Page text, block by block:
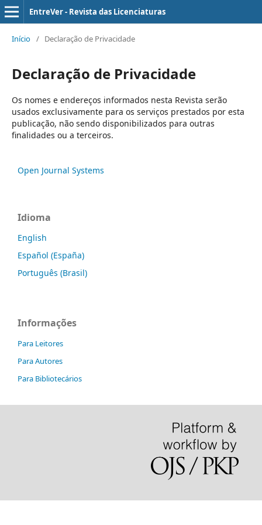
EntreVer - Revista das Licenciaturas
Início / Declaração de Privacidade
Declaração de Privacidade
Os nomes e endereços informados nesta Revista serão
usados exclusivamente para os serviços prestados por esta
publicação, não sendo disponibilizados para outras
finalidades ou a terceiros.
Open Journal Systems
Idioma
English
Español (España)
Português (Brasil)
Informações
Para Leitores
Para Autores
Para Bibliotecários